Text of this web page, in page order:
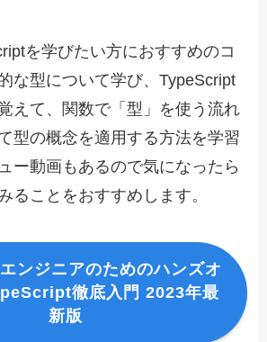
を学びたい方におすすめのコ
な型について学び、TypeScript
えて、関数で「型」を使う流れ
型の概念を適用する方法を学習
ー動画もあるので気になったら
ることをおすすめします。
ンジニアのためのハンズオ
徹底入門 2023年最
新版